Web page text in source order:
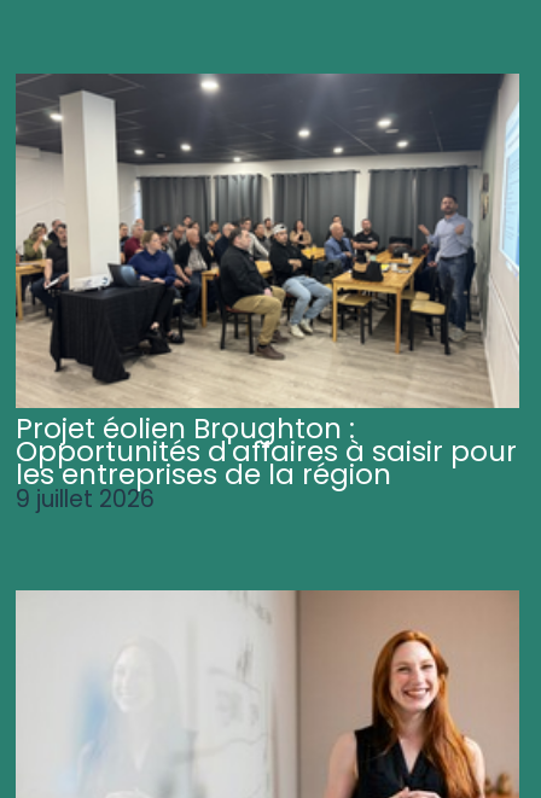
Projet éolien Broughton :
Opportunités d'affaires à saisir pour
les entreprises de la région
9 juillet 2026